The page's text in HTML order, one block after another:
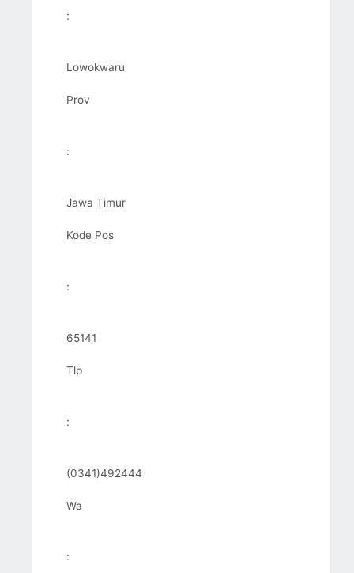
:
Lowokwaru
Prov
:
Jawa Timur
Kode Pos
:
65141
Tlp
:
(0341)492444
Wa
: